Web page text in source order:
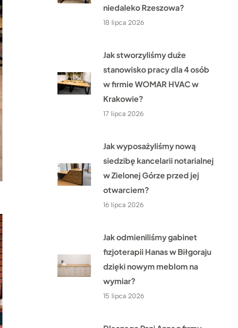
niedaleko Rzeszowa?
18 lipca 2026
Jak stworzyliśmy duże
stanowisko pracy dla 4 osób
w firmie WOMAR HVAC w
Krakowie?
17 lipca 2026
Jak wyposażyliśmy nową
siedzibę kancelarii notarialnej
w Zielonej Górze przed jej
otwarciem?
16 lipca 2026
Jak odmieniliśmy gabinet
fizjoterapii Hanas w Biłgoraju
dzięki nowym meblom na
wymiar?
15 lipca 2026